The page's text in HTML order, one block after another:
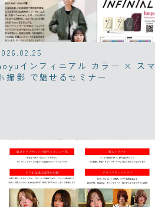
インフィニアル カラー × スマ
撮影 で魅せるセミナー